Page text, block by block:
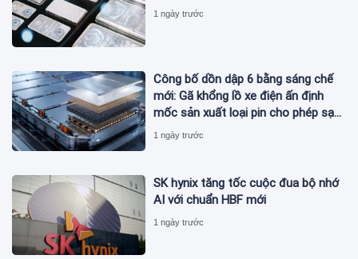
1 ngày trước
Công bố dồn dập 6 bằng sáng chế
mới: Gã khổng lồ xe điện ấn định
mốc sản xuất loại pin cho phép sạc
1 lần đi từ Hà Nội đến TP.HCM
1 ngày trước
SK hynix tăng tốc cuộc đua bộ nhớ
AI với chuẩn HBF mới
1 ngày trước